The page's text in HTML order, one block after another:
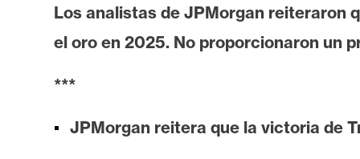
A
á
i
Los analistas de JPMorgan reiteraron
el oro en 2025. No proporcionaron un
***
JPMorgan reitera que la victoria de